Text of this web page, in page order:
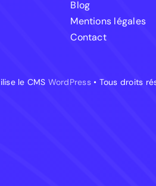
Blog
Mentions légales
Contact
le CMS WordPress• Tous droits